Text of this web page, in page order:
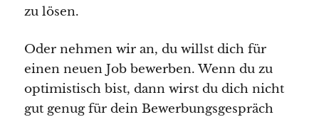
zu lösen.
Oder nehmen wir an, du willst dich für
einen neuen Job bewerben. Wenn du zu
optimistisch bist, dann wirst du dich nicht
gut genug für dein Bewerbungsgespräch